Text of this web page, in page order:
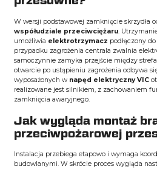
W wersji podstawowej zamknięcie skrzydła
współudziale przeciwciężaru.
umożliwia elektrotrzymacz podłączony
przypadku zagrożenia centrala zwalnia
samoczynnie zamyka przejście między
otwarcie po ustąpieniu zagrożenia odbywa
wyposażonych w napęd elektryczny VIC
realizowane jest silnikiem, z zachowaniem
zamknięcia awaryjnego.
Jak wygląda montaż
przeciwpożarowej
Instalacja przebiega etapowo i wymaga
budowlanymi. W skrócie proces wygląda